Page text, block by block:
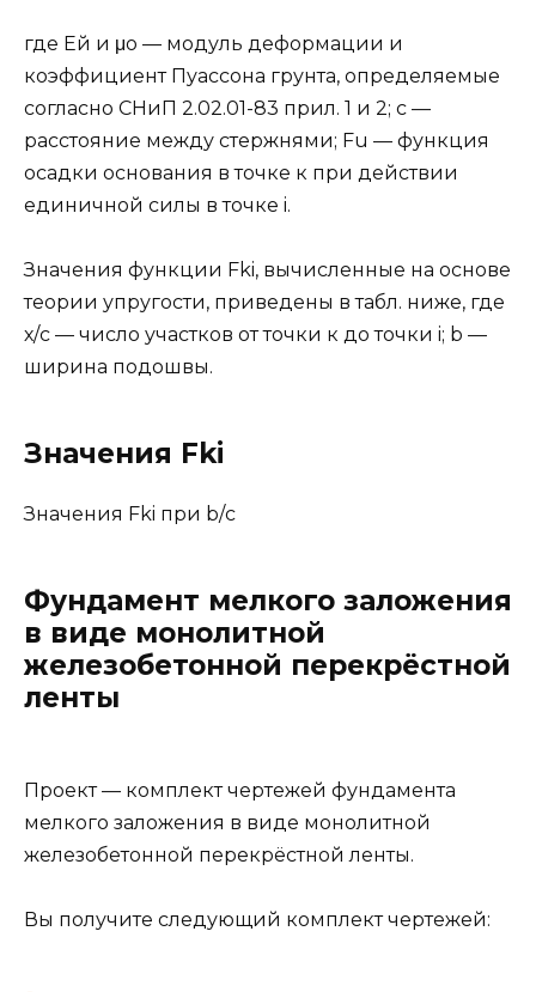
где Ей и μо — модуль деформации и
коэффициент Пуассона грунта, опреде­ляемые
согласно СНиП 2.02.01-83 прил. 1 и 2; с —
расстояние между стерж­нями; Fu — функция
осадки основания в точке к при действии
единичной силы в точке i.
Значения функции Fki, вычисленные на основе
теории упругости, при­ведены в табл. ниже, где
х/с — число участков от точки к до точки i; b —
ши­рина подошвы.
Значения Fki
Значения Fki при b/с
Фундамент мелкого заложения
в виде монолитной
железобетонной перекрёстной
ленты
Проект — комплект чертежей фундамента
мелкого заложения в виде монолитной
железобетонной перекрёстной ленты.
Вы получите следующий комплект чертежей: